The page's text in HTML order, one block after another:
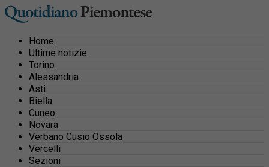
Home
Ultime notizie
Torino
Alessandria
Asti
Biella
Cuneo
Novara
Verbano Cusio Ossola
Vercelli
Sezioni